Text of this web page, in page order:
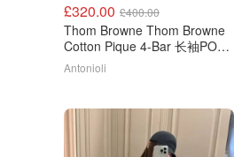
£320.00 £400.00
Thom Browne Thom Browne
Cotton Pique 4-Bar 长袖POLO
衫
Antonioli